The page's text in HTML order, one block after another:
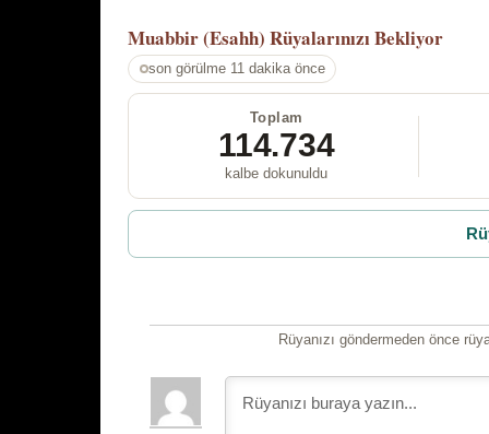
Muabbir (Esahh) Rüyalarınızı Bekliyor
son görülme 11 dakika önce
Toplam
114.734
kalbe dokunuldu
Rüyanızı göndermeden önce